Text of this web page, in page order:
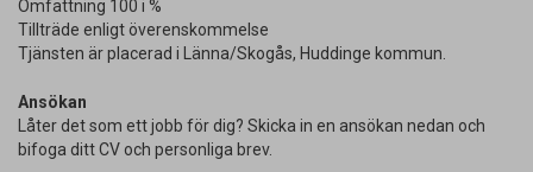
Omfattning 100 i %
Tillträde enligt överenskommelse
Tjänsten är placerad i Länna/Skogås, Huddinge kommun.
Ansökan
Låter det som ett jobb för dig? Skicka in en ansökan nedan och
bifoga ditt CV och personliga brev.